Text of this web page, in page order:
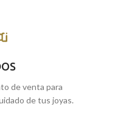
de venta para
de tus joyas.